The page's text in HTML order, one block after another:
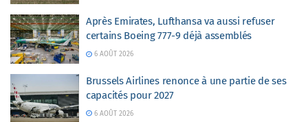
Après Emirates, Lufthansa va aussi refuser
certains Boeing 777-9 déjà assemblés
6 AOÛT 2026
Brussels Airlines renonce à une partie de ses
capacités pour 2027
6 AOÛT 2026